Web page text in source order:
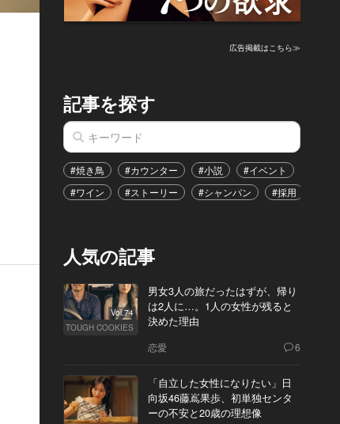
広告掲載はこちら≫
記事を探す
#焼き鳥 #カウンター #小説 #イベント
#ワイン
#ストーリー #シャンパン #採用
人気の記事
Vol.74
TOUGH COOKIES
男女3人の旅だったはずが、帰り
は2人に…。1人の女性が残ると
決めた理由
恋愛 6
「自立した女性になりたい」日
向坂46藤嶌果歩、初単独センタ
ーの不安と20歳の理想像